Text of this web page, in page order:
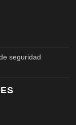
seguridad